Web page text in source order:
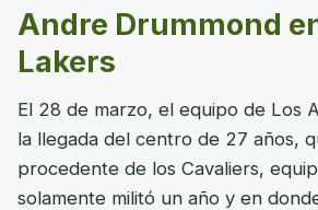
Andre Drummond
Lakers
El 28 de marzo, el equipo de Los
la llegada del centro de 27 años,
procedente de los Cavaliers,
solamente militó un año y en